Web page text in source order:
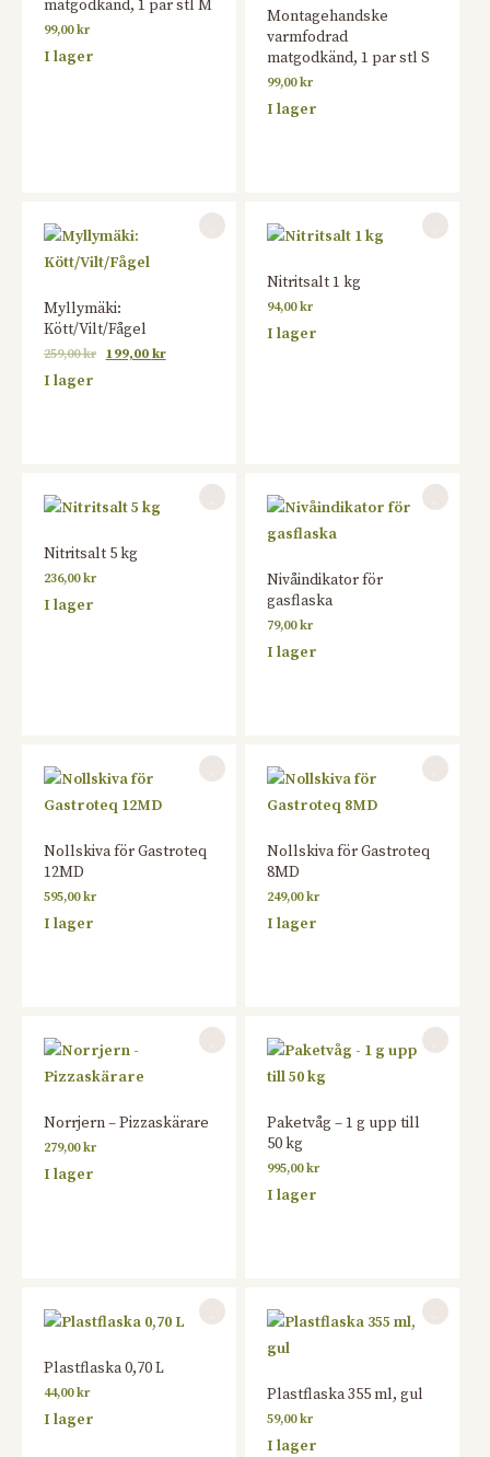
matgodkänd, 1 par stl M
99,00kr
I lager
Montagehandske
varmfodrad
matgodkänd, 1 par stl S
99,00kr
I lager
Myllymäki:
Kött/Vilt/Fågel
259,00kr 199,00 kr
I lager
Nitritsalt 1 kg
94,00kr
I lager
Nitritsalt 5 kg
236,00kr
I lager
Nivåindikator för
gasflaska
79,00kr
I lager
Nollskiva för Gastroteq
12MD
595,00kr
I lager
Nollskiva för Gastroteq
8MD
249,00kr
I lager
Norrjern – Pizzaskärare
279,00kr
I lager
Paketvåg – 1 g upp till
50 kg
995,00kr
I lager
Plastflaska 0,70 L
44,00kr
I lager
Plastflaska 355 ml, gul
59,00kr
I lager